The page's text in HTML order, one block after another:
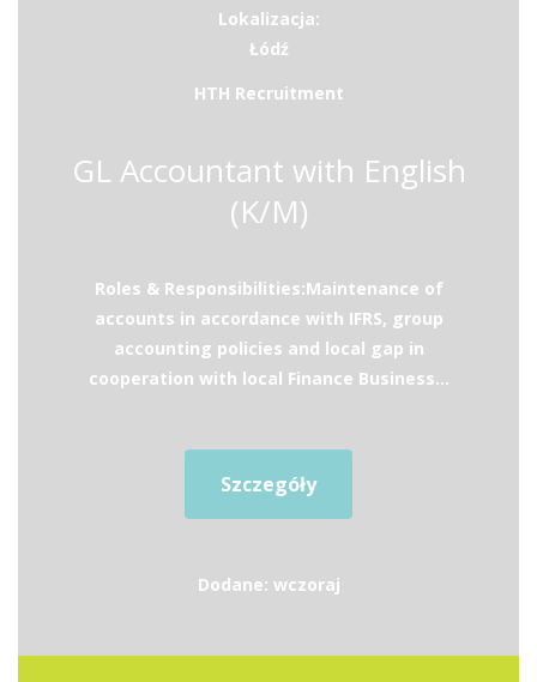
Lokalizacja:
Łódź
HTH Recruitment
GL Accountant with English
(K/M)
Roles & Responsibilities:Maintenance of
accounts in accordance with IFRS, group
accounting policies and local gap in
cooperation with local Finance Business...
Szczegóły
Dodane: wczoraj